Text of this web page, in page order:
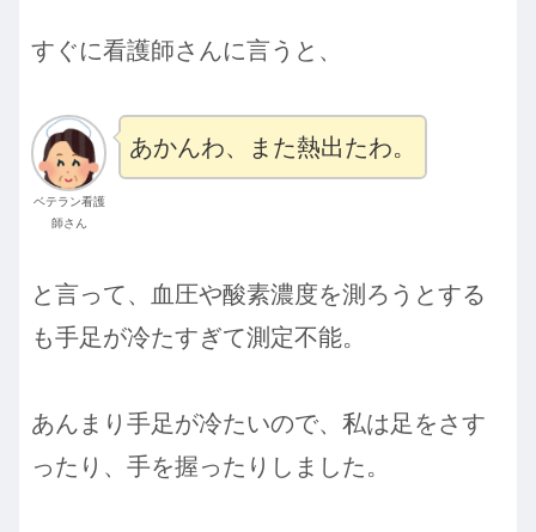
すぐに看護師さんに言うと、
ベテラン看護
師さん
あかんわ、また熱出たわ。
と言って、血圧や酸素濃度を測ろうとする
も手足が冷たすぎて測定不能。
あんまり手足が冷たいので、私は足をさす
ったり、手を握ったりしました。